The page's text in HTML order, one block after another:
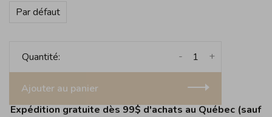
Par défaut
Quantité: +
-
Ajouter au panier
Expédition gratuite dès 99$ d'achats au Québec (sauf